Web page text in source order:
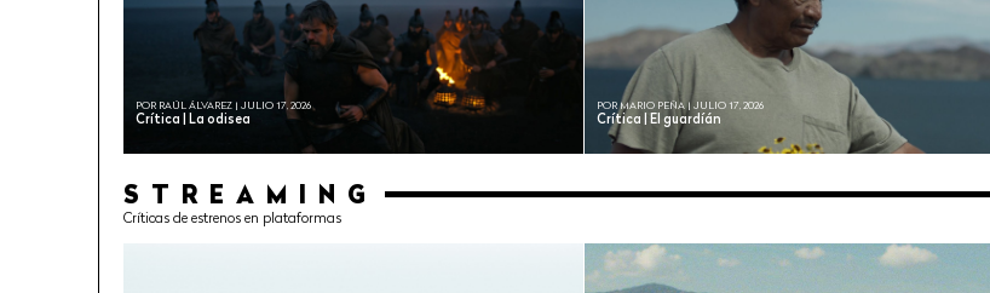
Crítica | La odisea
POR RAÚL ÁLVAREZ | JULIO 17, 2026
Crítica | El guardíán
POR MARIO PEÑA | JULIO 17, 2026
STREAMING
Críticas de estrenos en plataformas